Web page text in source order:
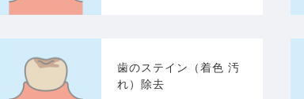
歯のステイン（着色 汚
れ）除去